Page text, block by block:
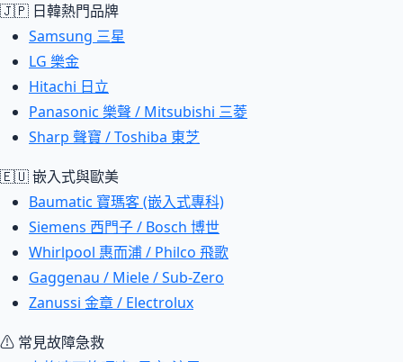
🇯🇵 日韓熱門品牌
Samsung 三星
LG 樂金
Hitachi 日立
Panasonic 樂聲 / Mitsubishi 三菱
Sharp 聲寶 / Toshiba 東芝
🇪🇺 嵌入式與歐美
Baumatic 寶瑪客 (嵌入式專科)
Siemens 西門子 / Bosch 博世
Whirlpool 惠而浦 / Philco 飛歌
Gaggenau / Miele / Sub-Zero
Zanussi 金章 / Electrolux
⚠ 常見故障急救